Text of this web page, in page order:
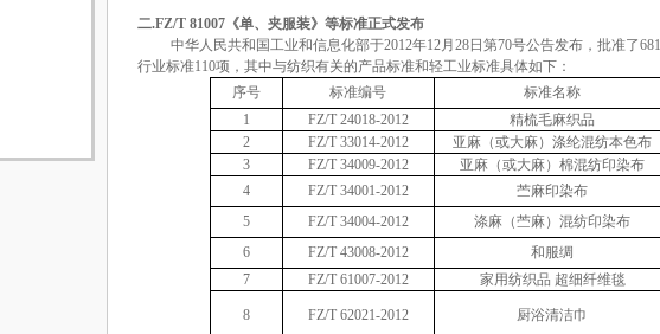
二.FZ/T 81007《单、夹服装》等标准正式发布
中华人民共和国工业和信息化部于2012年12月28日第70号公告发布，批准了681
行业标准110项，其中与纺织有关的产品标准和轻工业标准具体如下：
序号
标准编号 标准名称
1
FZ/T 24018-2012 精梳毛麻织品
2
FZ/T 33014-2012 亚麻（或大麻）涤纶混纺本色布
3
FZ/T 34009-2012 亚麻（或大麻）棉混纺印染布
4
FZ/T 34001-2012 苎麻印染布
5
FZ/T 34004-2012 涤麻（苎麻）混纺印染布
6
FZ/T 43008-2012 和服绸
7
FZ/T 61007-2012 家用纺织品 超细纤维毯
8 FZ/T 62021-2012 厨浴清洁巾